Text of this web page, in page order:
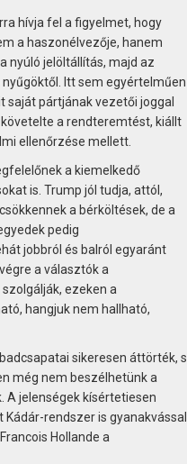
hívja fel a figyelmet, hogy
a haszonélvezője, hanem
nyúló jelöltállítás, majd az
Itt sem egyértelműen
saját pártjának vezetői joggal
a rendteremtést, kiállt
ellenőrzése mellett.
a kiemelkedő
is. Trump jól tudja, attól,
a bérköltések, de a
pedig
jobbról és balról egyaránt
a választók a
ezeken a
hangjuk nem hallható,
sikeresen áttörték, s
még nem beszélhetünk a
A jelenségek kísértetiesen
rendszer is gyanakvással
Hollande a